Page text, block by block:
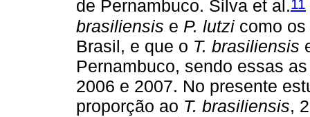
de Pernambuco. Silva et al.11
brasiliensis e P. lutzi como
Brasil, e que o T. brasiliensis
Pernambuco, sendo essas
2006 e 2007. No presente
proporção ao T. brasiliensis,